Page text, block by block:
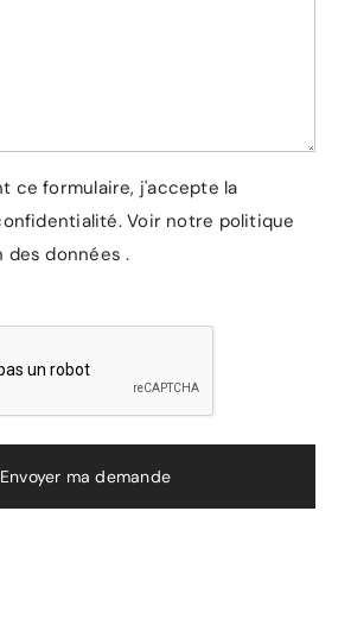
ce formulaire, j'accepte la
Voir notre politique
données .